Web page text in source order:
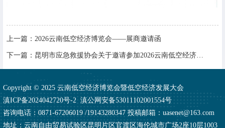
上一篇： 2026云南低空经济博览会——展商邀请函
下一篇： 昆明市应急救援协会关于邀请参加2026云南低空经济博览会的函
Copyright © 2025 云南低空经济博览会暨低空经济发展大会
滇ICP备2024042720号-2滇公网安备53011102001554号
咨询电话：0871-67206019 /19143280347 投稿邮箱：uasenet@163.com
地址：云南自由贸易试验区昆明片区官渡区海伦城市广场2座10层1003